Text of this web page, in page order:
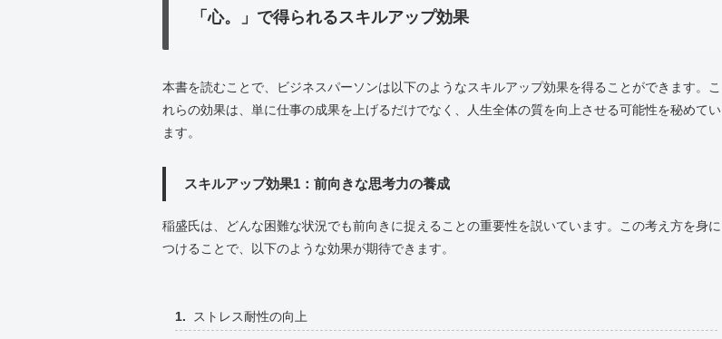
「心。」で得られるスキルアップ効果
本書を読むことで、ビジネスパーソンは以下のようなスキルアップ効果を得ることができます。こ
れらの効果は、単に仕事の成果を上げるだけでなく、人生全体の質を向上させる可能性を秘めてい
ます。
スキルアップ効果1：前向きな思考力の養成
稲盛氏は、どんな困難な状況でも前向きに捉えることの重要性を説いています。この考え方を身に
つけることで、以下のような効果が期待できます。
ストレス耐性の向上